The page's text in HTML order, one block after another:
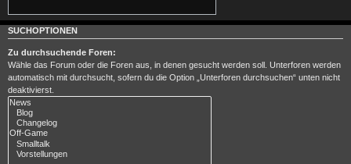
SUCHOPTIONEN
Zu durchsuchende Foren:
Wähle das Forum oder die Foren aus, in denen gesucht werden soll. Unterforen werden
automatisch mit durchsucht, sofern du die Option „Unterforen durchsuchen“ unten nicht
deaktivierst.